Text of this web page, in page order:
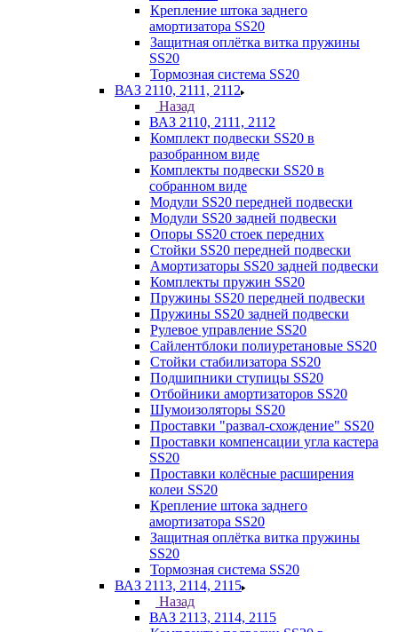
Крепление штока заднего
амортизатора SS20
Защитная оплётка витка пружины
SS20
Тормозная система SS20
ВАЗ 2110, 2111, 2112
Назад
ВАЗ 2110, 2111, 2112
Комплект подвески SS20 в
разобранном виде
Комплекты подвески SS20 в
собранном виде
Модули SS20 передней подвески
Модули SS20 задней подвески
Опоры SS20 стоек передних
Стойки SS20 передней подвески
Амортизаторы SS20 задней подвески
Комплекты пружин SS20
Пружины SS20 передней подвески
Пружины SS20 задней подвески
Рулевое управление SS20
Сайлентблоки полиуретановые SS20
Стойки стабилизатора SS20
Подшипники ступицы SS20
Отбойники амортизаторов SS20
Шумоизоляторы SS20
Проставки "развал-схождение" SS20
Проставки компенсации угла кастера
SS20
Проставки колёсные расширения
колеи SS20
Крепление штока заднего
амортизатора SS20
Защитная оплётка витка пружины
SS20
Тормозная система SS20
ВАЗ 2113, 2114, 2115
Назад
ВАЗ 2113, 2114, 2115